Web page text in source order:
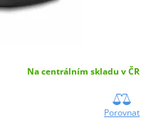
Na centrálním skladu v ČR
Porovnat